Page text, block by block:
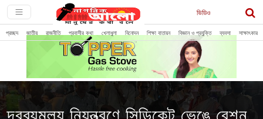
ভিডিও
প্রচ্ছদ জাতীয় রাজনীতি প্রবাসীর কথা খেলাধুলা বিনোদন শিক্ষা বাতায়ন বিজ্ঞান ও প্রযুক্তি ব্যবসা সাক্ষাৎকার